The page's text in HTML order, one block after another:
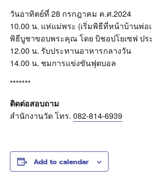
วันอาทิตย์ที่ 28 กรกฎาคม ค.ศ.2024
10.00 น. แห่แม่พระ (เริ่มพิธีที่หน้าบ้านพ่อ
พิธีบูชาขอบพระคุณ โดย บิชอปโยเซฟ ป
12.00 น. รับประทานอาหารกลางวัน
14.00 น. ชมการแข่งขันฟุตบอล
*******
ติดต่อสอบถาม
สำนักงานวัด โทร. 082-814-6939
Add to calendar